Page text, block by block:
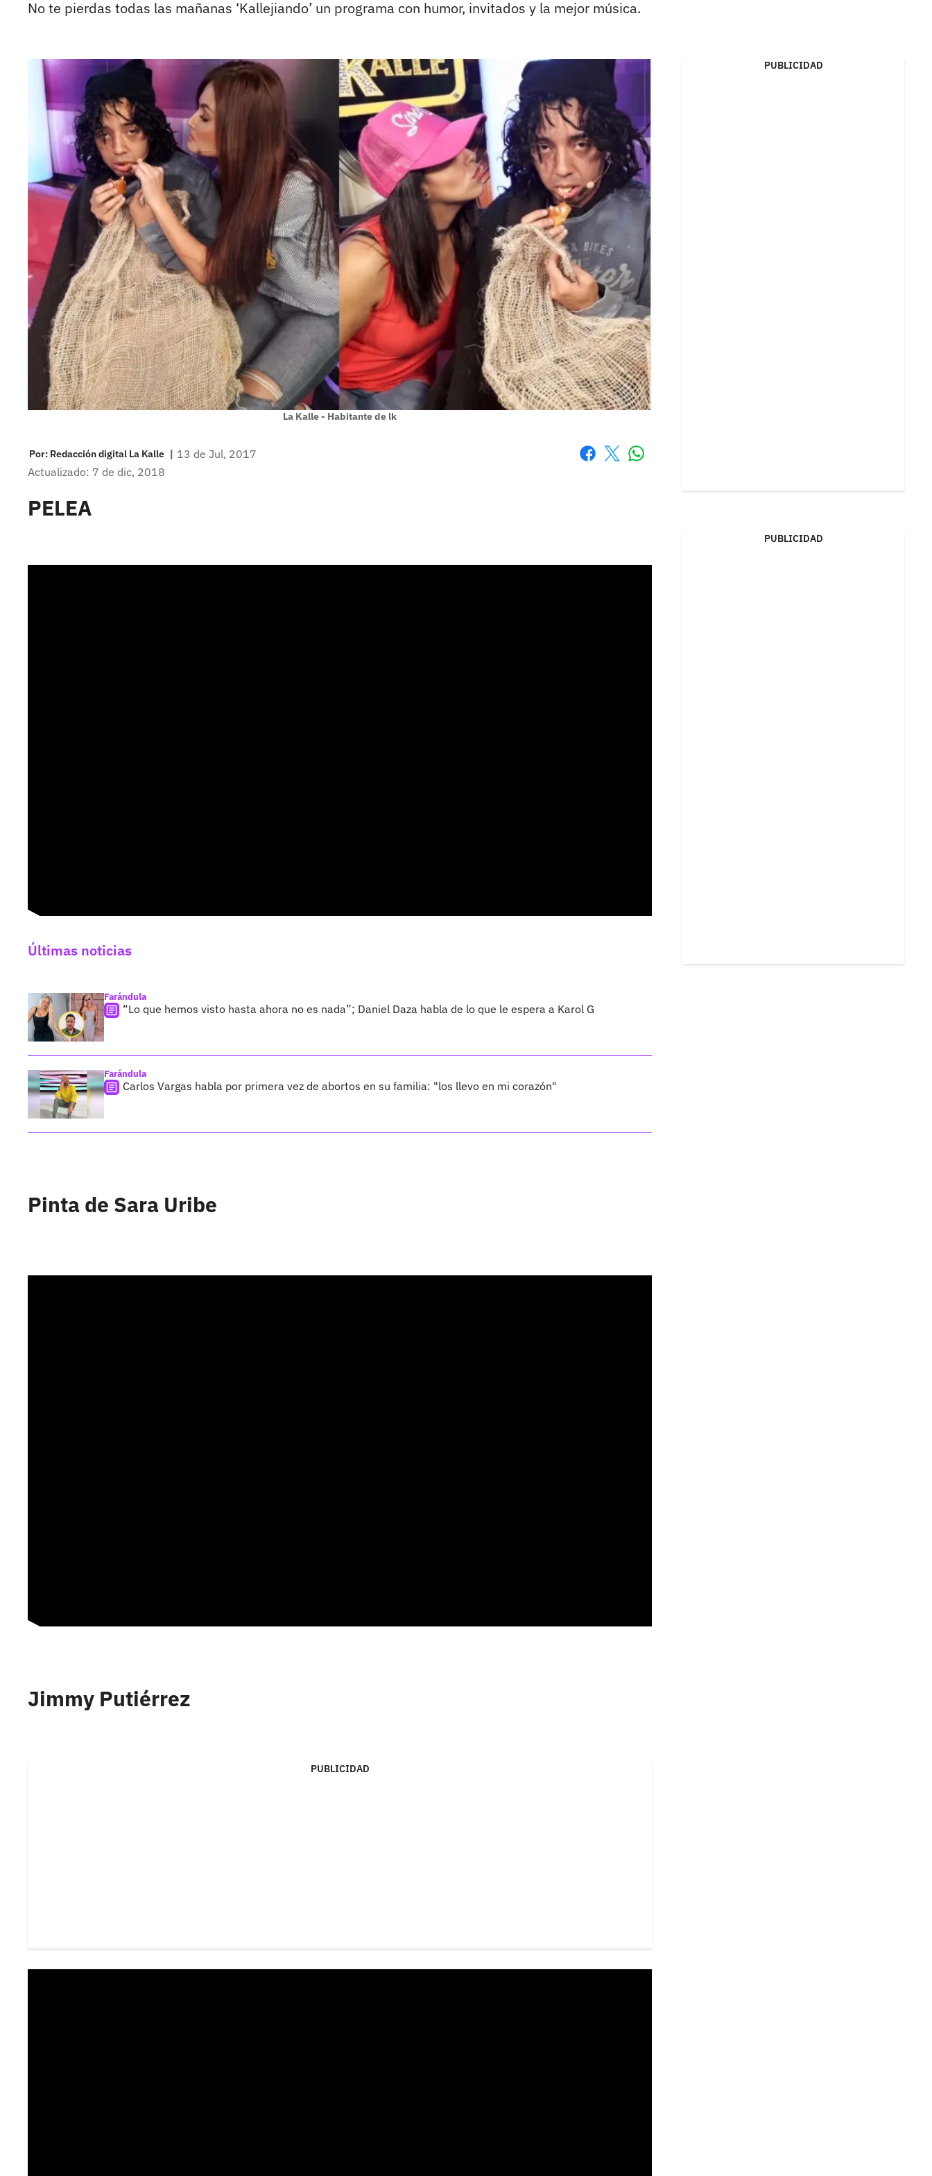
No te pierdas todas las mañanas ‘Kallejiando’ un programa con humor, invitados y la mejor música.
La Kalle - Habitante de lk
Por: Redacción digital La Kalle | 13 de Jul, 2017
Actualizado: 7 de dic, 2018
PELEA
Últimas noticias
Farándula
“Lo que hemos visto hasta ahora no es nada”; Daniel Daza habla de lo que le espera a Karol G
Farándula
Carlos Vargas habla por primera vez de abortos en su familia: "los llevo en mi corazón"
Pinta de Sara Uribe
Jimmy Putiérrez
PUBLICIDAD
PUBLICIDAD
PUBLICIDAD